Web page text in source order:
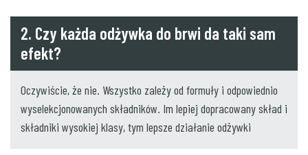
2. Czy każda odżywka do brwi da taki sam
efekt?
Oczywiście, że nie. Wszystko zależy od formuły i odpowiednio
wyselekcjonowanych składników. Im lepiej dopracowany skład i
składniki wysokiej klasy, tym lepsze działanie odżywki